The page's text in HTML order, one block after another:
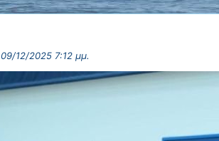
09/12/2025 7:12 μμ.